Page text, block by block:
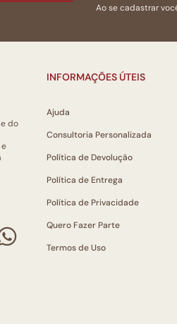
Ao se cadastrar
do
INFORMAÇÕES ÚTEIS
Ajuda
Consultoria Personalizada
Política de Devolução
Política de Entrega
Política de Privacidade
Quero Fazer Parte
Termos de Uso